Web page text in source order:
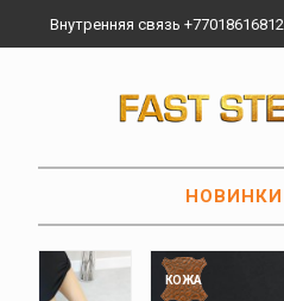
Внутренняя связь +77018616812
НОВИНКИ
КОЖА